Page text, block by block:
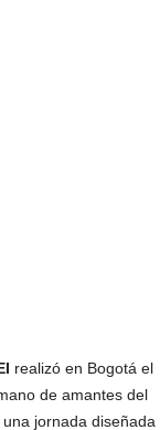
realizó en Bogotá el
de amantes del
jornada diseñada